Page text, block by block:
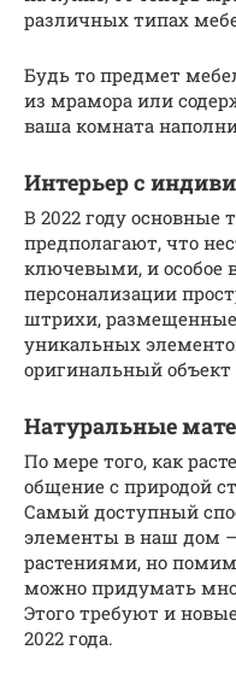
различных типах
Будь то предмет
из мрамора или
ваша комната
Интерьер с
В 2022 году основные
предполагают, что
ключевыми, и особое
персонализации
штрихи, размещенные
уникальных
оригинальный объект
Натуральные
По мере того, как
общение с природой
Самый доступный
элементы в наш дом
растениями, но
можно придумать
Этого требуют и
2022 года.